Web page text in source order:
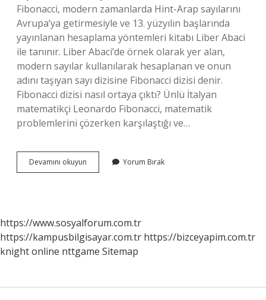
Fibonacci, modern zamanlarda Hint-Arap sayılarını
Avrupa’ya getirmesiyle ve 13. yüzyılın başlarında
yayınlanan hesaplama yöntemleri kitabı Liber Abaci
ile tanınır. Liber Abaci’de örnek olarak yer alan,
modern sayılar kullanılarak hesaplanan ve onun
adını taşıyan sayı dizisine Fibonacci dizisi denir.
Fibonacci dizisi nasıl ortaya çıktı? Ünlü İtalyan
matematikçi Leonardo Fibonacci, matematik
problemlerini çözerken karşılaştığı ve…
Devamını okuyun Fibonacci
Sayıları
Yorum Bırak
https://www.sosyalforum.com.tr
https://kampusbilgisayar.com.tr https://bizceyapim.com.tr
knight online nttgame Sitemap